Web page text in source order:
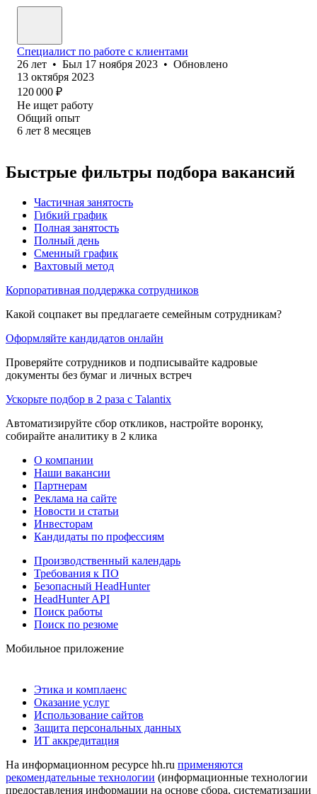
Специалист по работе с клиентами
26 лет • Был 17 ноября 2023 • Обновлено
13 октября 2023
120 000 ₽
Не ищет работу
Общий опыт
6 лет 8 месяцев
Быстрые фильтры подбора вакансий
Частичная занятость
Гибкий график
Полная занятость
Полный день
Сменный график
Вахтовый метод
Корпоративная поддержка сотрудников
Какой соцпакет вы предлагаете семейным сотрудникам?
Оформляйте кандидатов онлайн
Проверяйте сотрудников и подписывайте кадровые
документы без бумаг и личных встреч
Ускорьте подбор в 2 раза с Talantix
Автоматизируйте сбор откликов, настройте воронку,
собирайте аналитику в 2 клика
О компании
Наши вакансии
Партнерам
Реклама на сайте
Новости и статьи
Инвесторам
Кандидаты по профессиям
Производственный календарь
Требования к ПО
Безопасный HeadHunter
HeadHunter API
Поиск работы
Поиск по резюме
Мобильное приложение
Этика и комплаенс
Оказание услуг
Использование сайтов
Защита персональных данных
ИТ аккредитация
На информационном ресурсе hh.ru применяются
рекомендательные технологии (информационные технологии
предоставления информации на основе сбора, систематизации